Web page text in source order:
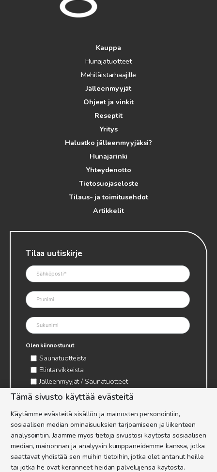
Kauppa
Hunajatuotteet
Mehiläistarhaajille
Jälleenmyyjät
Ohjeet ja vinkit
Reseptit
Yritys
Haluatko jälleenmyyjäksi?
Hunajarinki
Yhteydenotto
Tietosuojaseloste
Tilaus- ja toimitusehdot
Artikkelit
Tilaa uutiskirje
Olen kiinnostunut
Saunatuotteista
Elintarvikkeista
Jälleenmyyjät / Saunatuotteet
Jälleenmyyjät / Elintarvikkeet
Mehiläistarvikkeet
Ajankohtaista & tietopaketit tarhaajalle
Tämä sivusto käyttää evästeitä
Käytämme evästeitä sisällön ja mainosten personointiin,
sosiaalisen median ominaisuuksien tarjoamiseen ja liikenteen
analysointiin. Jaamme myös tietoja sivustosi käytöstä sosiaalisen
median, mainonnan ja analyysin kumppaneidemme kanssa, jotka
saattavat yhdistää sen muihin tietoihin, jotka olet antanut heille
tai jotka he ovat keränneet heidän palvelujensa käytöstä.